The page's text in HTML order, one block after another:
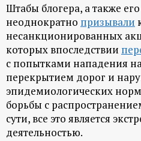
н
ы
й
п
о
Штабы блогера, а также
неоднократно призывали
несанкционированных
которых впоследствии
с попытками нападения
перекрытием дорог и
эпидемиологических
борьбы с
сути, все это является
деятельностью.